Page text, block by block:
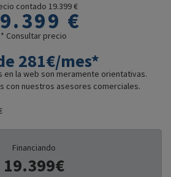
contado 19.399 €
€
* Consultar precio
281€/mes*
en la web son meramente orientativas.
con nuestros asesores comerciales.
Financiando
19.399€